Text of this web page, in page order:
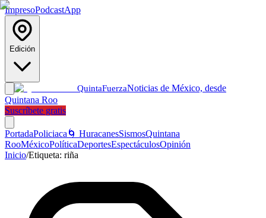
ImpresoPodcastApp
Edición
QuintaFuerzaNoticias de México, desde
Quintana Roo
Suscríbete gratis
PortadaPoliciaca 🌀 HuracanesSismosQuintana
RooMéxicoPolíticaDeportesEspectáculosOpinión
Inicio/Etiqueta: riña